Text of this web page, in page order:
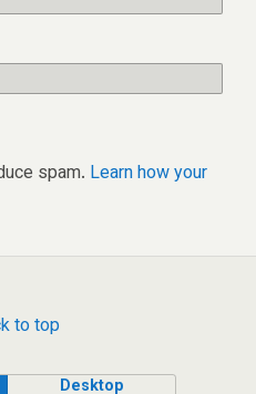
spam. Learn how your
to top
Desktop